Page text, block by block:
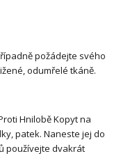
požádejte svého
odumřelé tkáně.
Kopyt na
patek. Naneste jej do
používejte dvakrát